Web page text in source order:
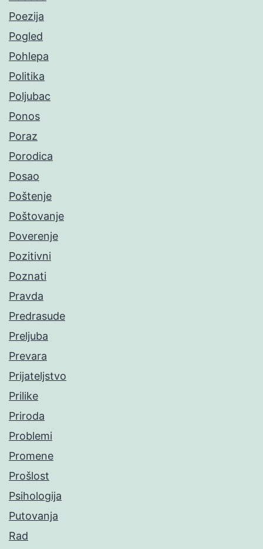
Poezija
Pogled
Pohlepa
Politika
Poljubac
Ponos
Poraz
Porodica
Posao
Poštenje
Poštovanje
Poverenje
Pozitivni
Poznati
Pravda
Predrasude
Preljuba
Prevara
Prijateljstvo
Prilike
Priroda
Problemi
Promene
Prošlost
Psihologija
Putovanja
Rad